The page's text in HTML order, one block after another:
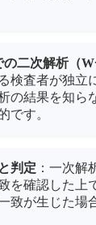
二次解析（W
検査者が独立
の結果を知ら
です。
判定 ：一次解
を確認した上
致が生じた場